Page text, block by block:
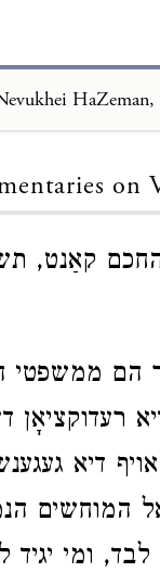
on
קאַנט,
הם ממשפטי
דיא
המוחשים
ומי יגיד